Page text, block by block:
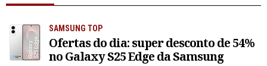
SAMSUNG TOP
Ofertas do dia: super desconto de 54%
no Galaxy S25 Edge da Samsung